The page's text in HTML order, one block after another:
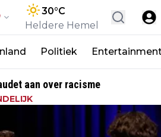
30°C
Heldere Hemel
Politiek
aan over racisme